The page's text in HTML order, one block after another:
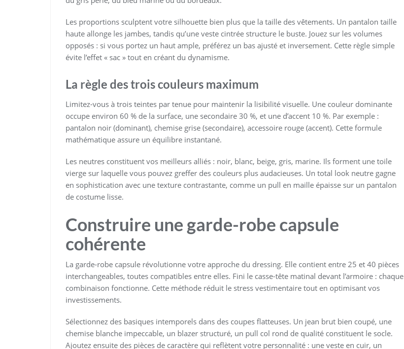
Les proportions sculptent votre silhouette bien plus que la taille des vêtements. Un pantalon taille
haute allonge les jambes, tandis qu’une veste cintrée structure le buste. Jouez sur les volumes
opposés : si vous portez un haut ample, préférez un bas ajusté et inversement. Cette règle simple
évite l’effet « sac » tout en créant du dynamisme.
La règle des trois couleurs maximum
Limitez-vous à trois teintes par tenue pour maintenir la lisibilité visuelle. Une couleur dominante
occupe environ 60 % de la surface, une secondaire 30 %, et une d’accent 10 %. Par exemple :
pantalon noir (dominant), chemise grise (secondaire), accessoire rouge (accent). Cette formule
mathématique assure un équilibre instantané.
Les neutres constituent vos meilleurs alliés : noir, blanc, beige, gris, marine. Ils forment une toile
vierge sur laquelle vous pouvez greffer des couleurs plus audacieuses. Un total look neutre gagne
en sophistication avec une texture contrastante, comme un pull en maille épaisse sur un pantalon
de costume lisse.
Construire une garde-robe capsule
cohérente
La garde-robe capsule révolutionne votre approche du dressing. Elle contient entre 25 et 40 pièces
interchangeables, toutes compatibles entre elles. Fini le casse-tête matinal devant l’armoire : chaque
combinaison fonctionne. Cette méthode réduit le stress vestimentaire tout en optimisant vos
investissements.
Sélectionnez des basiques intemporels dans des coupes flatteuses. Un jean brut bien coupé, une
chemise blanche impeccable, un blazer structuré, un pull col rond de qualité constituent le socle.
Ajoutez ensuite des pièces de caractère qui reflètent votre personnalité : une veste en cuir, un